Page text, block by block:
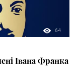
64
Івана Франка